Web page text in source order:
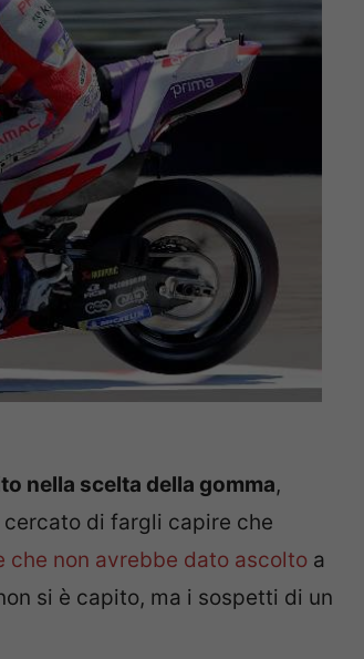
nella scelta della gomma,
di fargli capire che
che non avrebbe dato ascolto a
si è capito, ma i sospetti di un